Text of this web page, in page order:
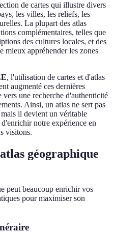
de cartes qui illustre divers
les villes, les reliefs, les
La plupart des atlas
complémentaires, telles que
des cultures locales, et des
mieux appréhender les zones
, l'utilisation de cartes et d'atlas
augmenté ces dernières
vers une recherche d'authenticité
Ainsi, un atlas ne sert pas
il devient un véritable
notre expérience en
visitons.
géographique
peut beaucoup enrichir vos
pour maximiser son